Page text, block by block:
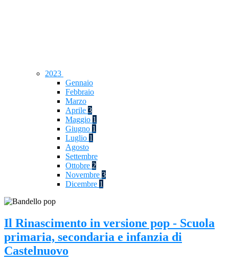
2023
Gennaio
Febbraio
Marzo
Aprile 3
Maggio 1
Giugno 1
Luglio 1
Agosto
Settembre
Ottobre 2
Novembre 3
Dicembre 1
Il Rinascimento in versione pop - Scuola
primaria, secondaria e infanzia di
Castelnuovo